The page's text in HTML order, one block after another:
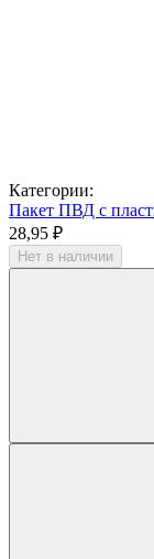
Категории:
Пакет ПВД с
28,95 ₽
Нет в наличии